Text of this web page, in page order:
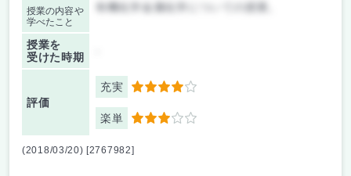
授業の内容や
学べたこと
有機化学金属化学についての授業。
授業を
受けた時期
評価
充実 4
楽単 3
(2018/03/20) [2767982]